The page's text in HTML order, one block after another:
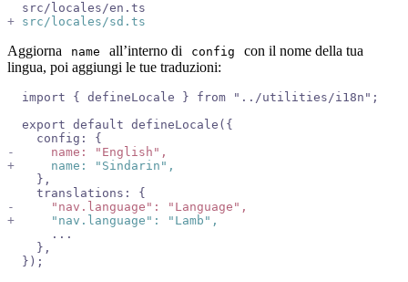
  src/locales/en.ts
+ src/locales/sd.ts
Aggiorna name all’interno di config
con il nome della tua
lingua, poi aggiungi le tue traduzioni:
  import { defineLocale } from "../utilities/i18n";
  export default defineLocale({
    config: {
-
     name: "English",
+
     name: "Sindarin",
    },
    translations: {
-
     "nav.language": "Language",
+
     "nav.language": "Lamb",
      ...
    },
  });